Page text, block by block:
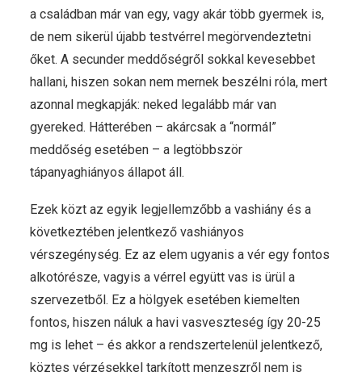
a családban már van egy, vagy akár több gyermek is,
de nem sikerül újabb testvérrel megörvendeztetni
őket. A secunder meddőségről sokkal kevesebbet
hallani, hiszen sokan nem mernek beszélni róla, mert
azonnal megkapják: neked legalább már van
gyereked. Hátterében – akárcsak a “normál”
meddőség esetében – a legtöbbször
tápanyaghiányos állapot áll.
Ezek közt az egyik legjellemzőbb a vashiány és a
következtében jelentkező vashiányos
vérszegénység. Ez az elem ugyanis a vér egy fontos
alkotórésze, vagyis a vérrel együtt vas is ürül a
szervezetből. Ez a hölgyek esetében kiemelten
fontos, hiszen náluk a havi vasveszteség így 20-25
mg is lehet – és akkor a rendszertelenül jelentkező,
köztes vérzésekkel tarkított menzeszről nem is